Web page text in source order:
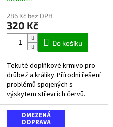
286 Kč bez DPH
320 Kč
Do košíku
Tekuté doplňkové krmivo pro
drůbež a králíky. Přírodní řešení
problémů spojených s
výskytem střevních červů.
OMEZENÁ
DOPRAVA